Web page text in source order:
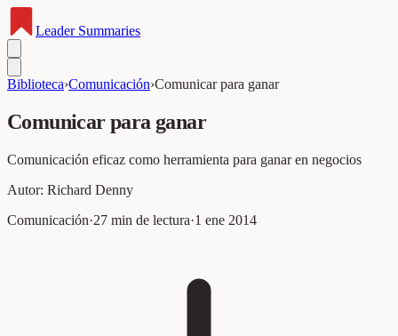
LeaderSummaries
Biblioteca›Comunicación›Comunicar para ganar
Comunicar para ganar
Comunicación eficaz como herramienta para ganar en negocios
Autor: Richard Denny
Comunicación·27 min de lectura·1 ene 2014